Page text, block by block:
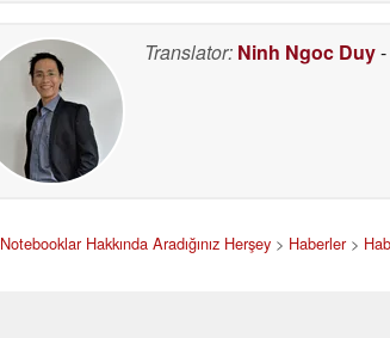
Translator: Ninh Ngoc Duy
Notebooklar Hakkında Aradığınız Herşey> Haberler>